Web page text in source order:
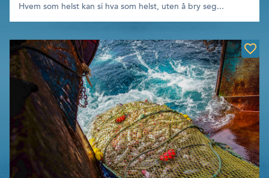
Hvem som helst kan si hva som helst, uten å bry seg...